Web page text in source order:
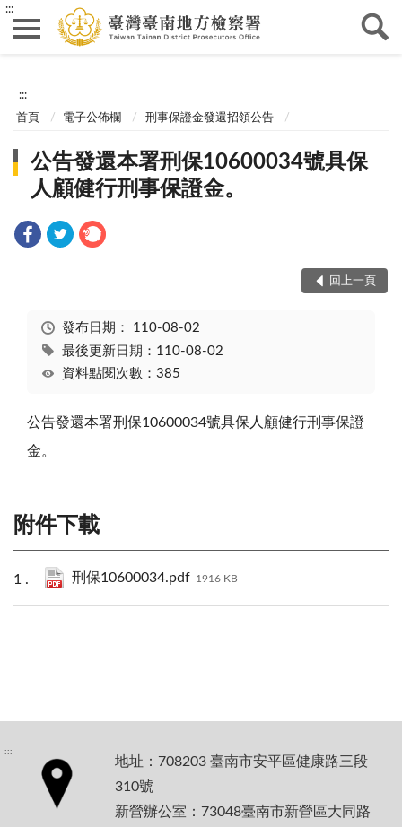
:::
:::
首頁 電子公佈欄 刑事保證金發還招領公告
公告發還本署刑保10600034號具保
人顧健行刑事保證金。
回上一頁
發布日期： 110-08-02
最後更新日期：110-08-02
資料點閱次數：385
公告發還本署刑保10600034號具保人顧健行刑事保證
金。
附件下載
刑保10600034.pdf 1916 KB
:::
地址：708203 臺南市安平區健康路三段
310號
新營辦公室：73048臺南市新營區大同路